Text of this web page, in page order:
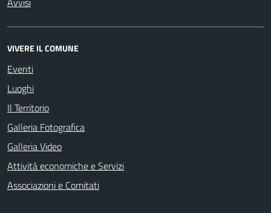
VIVERE IL COMUNE
Eventi
Luoghi
Il Territorio
Galleria Fotografica
Galleria Video
Attività economiche e Servizi
Associazioni e Comitati